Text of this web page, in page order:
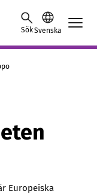
SökSvenska
Europeiska